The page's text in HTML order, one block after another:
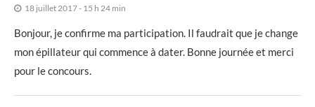
18 juillet 2017 - 15 h 24 min
Bonjour, je confirme ma participation. Il faudrait que je change
mon épillateur qui commence à dater. Bonne journée et merci
pour le concours.